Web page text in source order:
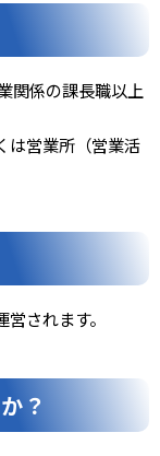
関係の課長職以上
は営業所（営業活
されます。
？